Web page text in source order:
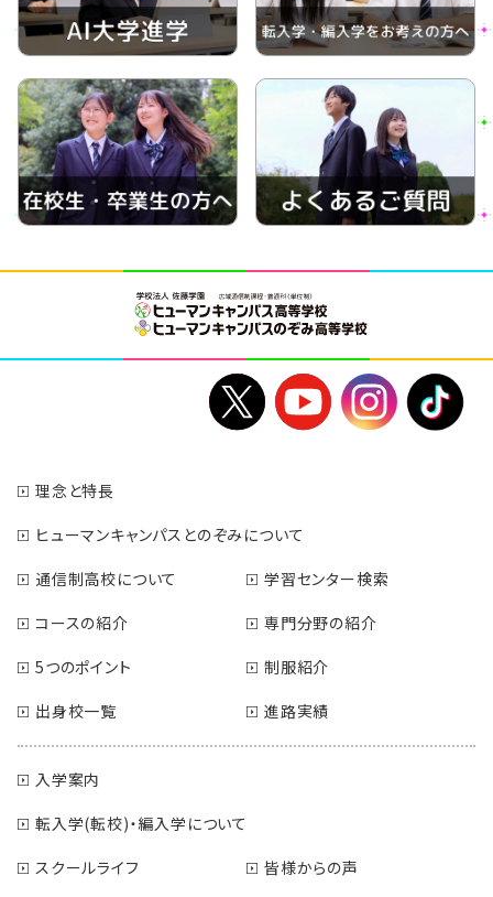
理念と特長
ヒューマンキャンパスとのぞみについて
通信制高校について
学習センター検索
コースの紹介
専門分野の紹介
5つのポイント
制服紹介
出身校一覧
進路実績
入学案内
転入学(転校)・編入学について
スクールライフ
皆様からの声